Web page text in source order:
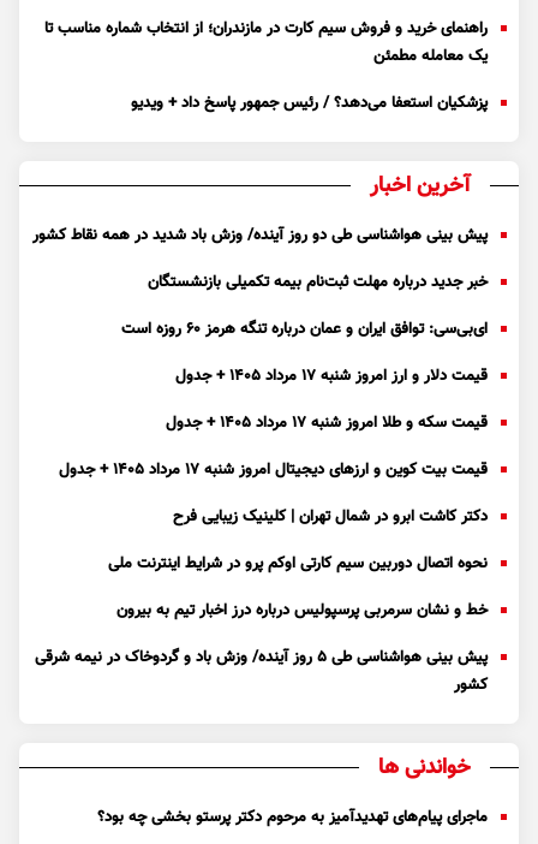
راهنمای خرید و فروش سیم کارت در مازندران؛ از انتخاب شماره مناسب تا
یک معامله مطمئن
پزشکیان استعفا می‌دهد؟ / رئیس جمهور پاسخ داد + ویدیو
آخرین اخبار
پیش بینی هواشناسی طی دو روز آینده/ وزش باد شدید در همه نقاط کشور
خبر جدید درباره مهلت ثبت‌نام بیمه تکمیلی بازنشستگان
ای‌بی‌سی: توافق ایران و عمان درباره تنگه هرمز ۶۰ روزه است
قیمت دلار و ارز امروز شنبه ۱۷ مرداد ۱۴۰۵ + جدول
قیمت سکه و طلا امروز شنبه ۱۷ مرداد ۱۴۰۵ + جدول
قیمت بیت کوین و ارز‌های دیجیتال امروز شنبه ۱۷ مرداد ۱۴۰۵ + جدول
دکتر کاشت ابرو در شمال تهران | کلینیک زیبایی فرح
نحوه اتصال دوربین سیم کارتی اوکم پرو در شرایط اینترنت ملی
خط و نشان سرمربی پرسپولیس درباره درز اخبار تیم به بیرون
پیش بینی هواشناسی طی ۵ روز آینده/ وزش باد و گردوخاک در نیمه شرقی
کشور
خواندنی ها
ماجرای پیام‌های تهدیدآمیز به مرحوم دکتر پرستو بخشی چه بود؟